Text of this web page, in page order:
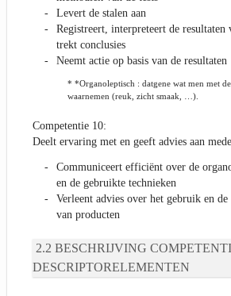
Levert de stalen aan
Registreert, interpreteert de resultaten
trekt conclusies
Neemt actie op basis van de resultaten
* *Organoleptisch : datgene wat men met
waarnemen (reuk, zicht smaak, …).
Competentie 10:
Deelt ervaring met en geeft advies aan
Communiceert efficiënt over de
en de gebruikte technieken
Verleent advies over het gebruik en de
van producten
BESCHRIJVING
DESCRIPTORELEMENTEN